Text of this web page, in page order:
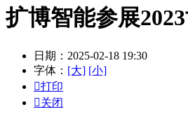
扩博智能参展
日期：2025-02-18 19:30
字体： [大] [小]
打印
关闭